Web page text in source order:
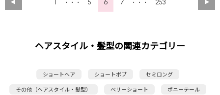
1 ・・・ 5 6 7 ・・・ 253
ヘアスタイル・髪型の関連カテゴリー
ショートヘア ショートボブ
セミロング
その他（ヘアスタイル・髪型）
ベリーショート
ポニーテール